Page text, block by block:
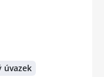
úvazek